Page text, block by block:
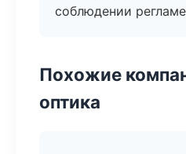
соблюдении
Похожие
оптика